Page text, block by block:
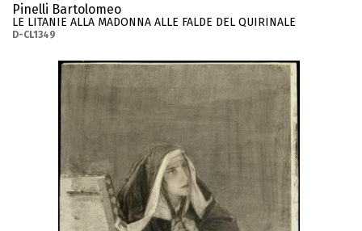
Pinelli Bartolomeo
LE LITANIE ALLA MADONNA ALLE FALDE DEL QUIRINALE
D-CL1349